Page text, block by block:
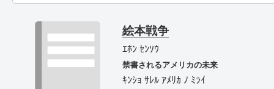
絵本戦争
ｴﾎﾝ ｾﾝｿｳ
禁書されるアメリカの未来
ｷﾝｼｮ ｻﾚﾙ ｱﾒﾘｶ ﾉ ﾐﾗｲ